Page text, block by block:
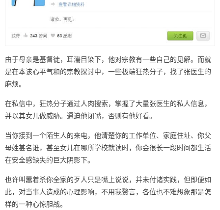
由于母亲是基督徒，耳濡目染下，他对宗教有一些自己的见解。而就
是在本该心平气和的宗教探讨中，一些极端狂热分子，找了张医生的
麻烦。
在私信中，狂热分子通过人肉搜索，掌握了大量张医生的私人信息，
并以其女儿做威胁。逼迫他闭嘴，否则有他好看。
当你接到一个陌生人的来电，他清楚你的工作单位、家庭住址、你父
母姓甚名谁，甚至女儿在哪所学校就读时，你会很长一段时间都生活
在安全感缺失的巨大阴影下。
也许叫嚣着杀你全家的歹人只是嘴上说说，并未付诸实践，但即便如
此，对当事人造成的心理影响，不用我赘言，各位也不难想象那是怎
样的一种心惊胆战。